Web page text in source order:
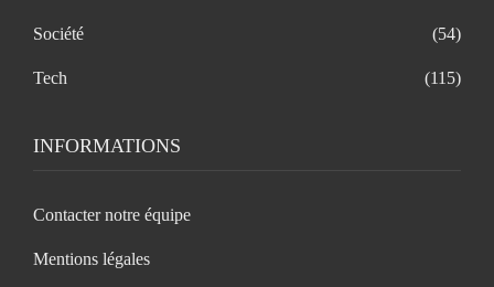
Société (54)
Tech (115)
INFORMATIONS
Contacter notre équipe
Mentions légales